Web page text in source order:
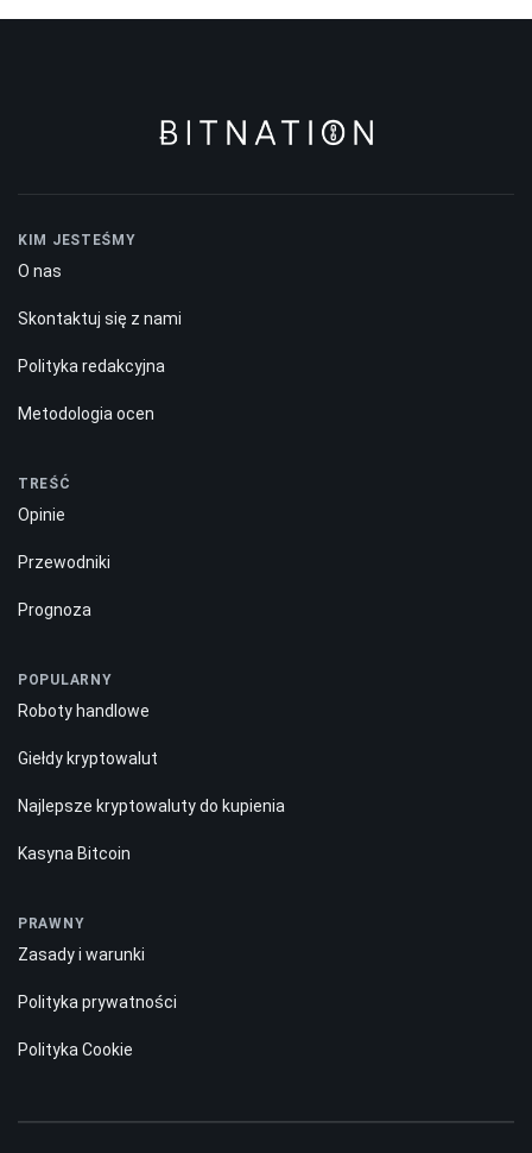
KIM JESTEŚMY
O nas
Skontaktuj się z nami
Polityka redakcyjna
Metodologia ocen
TREŚĆ
Opinie
Przewodniki
Prognoza
POPULARNY
Roboty handlowe
Giełdy kryptowalut
Najlepsze kryptowaluty do kupienia
Kasyna Bitcoin
PRAWNY
Zasady i warunki
Polityka prywatności
Polityka Cookie